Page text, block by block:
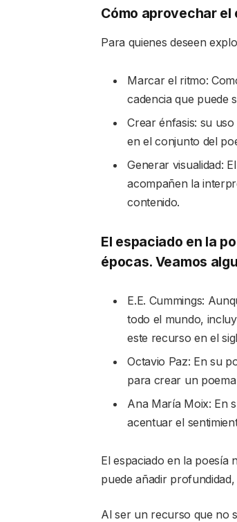
Cómo aprovechar
Para quienes deseen
Marcar el ritmo:
cadencia que puede
Crear énfasis: su
en el conjunto del
Generar visualidad:
acompañen la
contenido.
El espaciado en la
épocas. Veamos
E.E. Cummings:
todo el mundo,
este recurso en el
Octavio Paz: En su
para crear un
Ana María Moix: En
acentuar el
El espaciado en la poesía
puede añadir
Al ser un recurso que no